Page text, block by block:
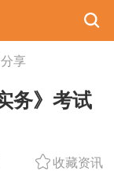
享
务》考试
收藏资讯